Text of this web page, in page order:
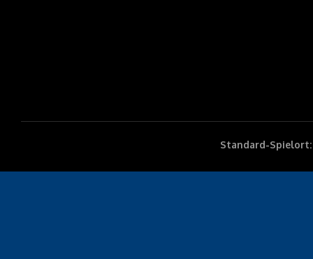
Standard-Spielort: